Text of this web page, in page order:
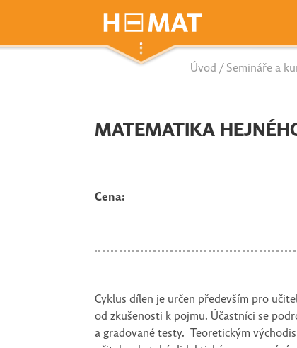
Úvod /Semináře a
MATEMATIKA
Cena:
Cyklus dílen je určen především pro
od zkušenosti k pojmu. Účastníci se
a gradované testy. Teoretickým